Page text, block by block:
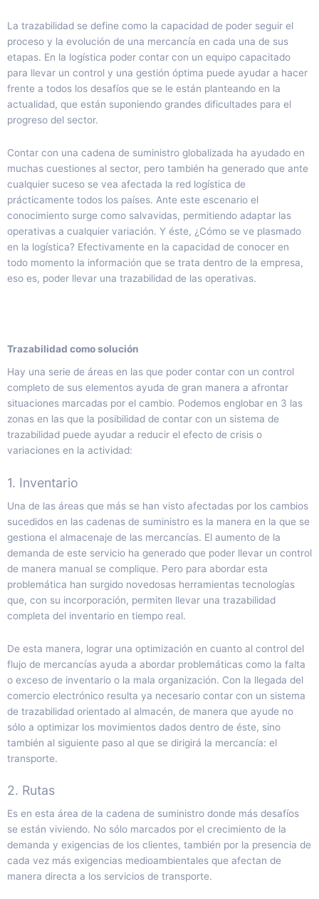
La trazabilidad se define como la capacidad de poder seguir el
proceso y la evolución de una mercancía en cada una de sus
etapas. En la logística poder contar con un equipo capacitado
para llevar un control y una gestión óptima puede ayudar a hacer
frente a todos los desafíos que se le están planteando en la
actualidad, que están suponiendo grandes dificultades para el
progreso del sector.
Contar con una cadena de suministro globalizada ha ayudado en
muchas cuestiones al sector, pero también ha generado que ante
cualquier suceso se vea afectada la red logística de
prácticamente todos los países. Ante este escenario el
conocimiento surge como salvavidas, permitiendo adaptar las
operativas a cualquier variación. Y éste, ¿Cómo se ve plasmado
en la logística? Efectivamente en la capacidad de conocer en
todo momento la información que se trata dentro de la empresa,
eso es, poder llevar una trazabilidad de las operativas.
Trazabilidad como solución
Hay una serie de áreas en las que poder contar con un control
completo de sus elementos ayuda de gran manera a afrontar
situaciones marcadas por el cambio. Podemos englobar en 3 las
zonas en las que la posibilidad de contar con un sistema de
trazabilidad puede ayudar a reducir el efecto de crisis o
variaciones en la actividad:
1. Inventario
Una de las áreas que más se han visto afectadas por los cambios
sucedidos en las cadenas de suministro es la manera en la que se
gestiona el almacenaje de las mercancías. El aumento de la
demanda de este servicio ha generado que poder llevar un control
de manera manual se complique. Pero para abordar esta
problemática han surgido novedosas herramientas tecnologías
que, con su incorporación, permiten llevar una trazabilidad
completa del inventario en tiempo real.
De esta manera, lograr una optimización en cuanto al control del
flujo de mercancías ayuda a abordar problemáticas como la falta
o exceso de inventario o la mala organización. Con la llegada del
comercio electrónico resulta ya necesario contar con un sistema
de trazabilidad orientado al almacén, de manera que ayude no
sólo a optimizar los movimientos dados dentro de éste, sino
también al siguiente paso al que se dirigirá la mercancía: el
transporte.
2. Rutas
Es en esta área de la cadena de suministro donde más desafíos
se están viviendo. No sólo marcados por el crecimiento de la
demanda y exigencias de los clientes, también por la presencia de
cada vez más exigencias medioambientales que afectan de
manera directa a los servicios de transporte.